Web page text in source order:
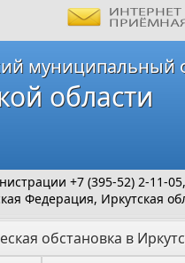
муниципальный
области
+7 (395-52) 2-11-05,
Федерация, Иркутская
обстановка в